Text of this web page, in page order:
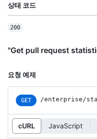
상태 코드
200
"Get pull request
요청 예제
GET /enterprise/
cURL JavaScript